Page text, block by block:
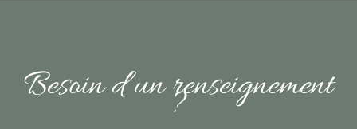
Besoin d’un renseignement
?